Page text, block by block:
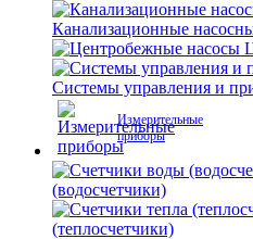
Канализационные
Системы управления и
Измерительные
приборы
(водосчетчики)
(теплосчетчики)